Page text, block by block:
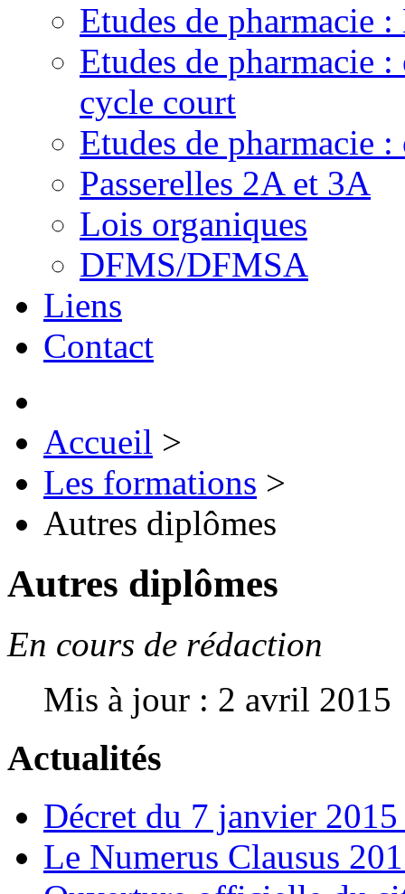
Etudes de pharmacie
Etudes de pharmacie
cycle court
Etudes de pharmacie
Passerelles 2A et 3A
Lois organiques
DFMS/DFMSA
Liens
Contact
Accueil >
Les formations >
Autres diplômes
Autres diplômes
En cours de rédaction
Mis à jour : 2 avril 2015
Actualités
Décret du 7 janvier
Le Numerus Clausus